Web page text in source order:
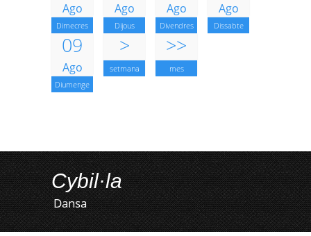
Ago
Dimecres
Ago
Dijous
Ago
Divendres
Ago
Dissabte
09
Ago
Diumenge
>
setmana
>>
mes
Cybil·la
Dansa